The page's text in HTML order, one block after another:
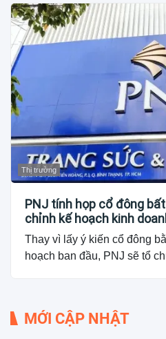
Thị trường
PNJ tính họp cổ đông
chỉnh kế hoạch kinh
Thay vì lấy ý kiến cổ đông
hoạch ban đầu, PNJ sẽ tổ
MỚI CẬP NHẬT